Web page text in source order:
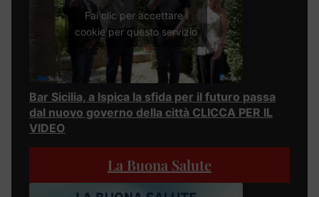
Fai clic per accettare i
cookie per questo servizio
Bar Sicilia, a Ispica la sfida per il futuro passa
dal nuovo governo della città CLICCA PER IL
VIDEO
La Buona Salute